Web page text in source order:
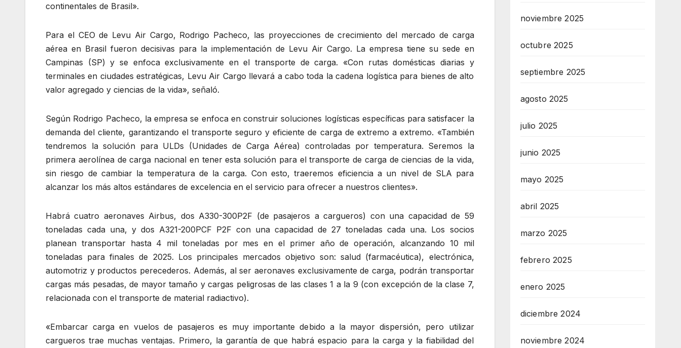
continentales de Brasil».
Para el CEO de Levu Air Cargo, Rodrigo Pacheco, las proyecciones de crecimiento del mercado de carga
aérea en Brasil fueron decisivas para la implementación de Levu Air Cargo. La empresa tiene su sede en
Campinas (SP) y se enfoca exclusivamente en el transporte de carga. «Con rutas domésticas diarias y
terminales en ciudades estratégicas, Levu Air Cargo llevará a cabo toda la cadena logística para bienes de alto
valor agregado y ciencias de la vida», señaló.
Según Rodrigo Pacheco, la empresa se enfoca en construir soluciones logísticas específicas para satisfacer la
demanda del cliente, garantizando el transporte seguro y eficiente de carga de extremo a extremo. «También
tendremos la solución para ULDs (Unidades de Carga Aérea) controladas por temperatura. Seremos la
primera aerolínea de carga nacional en tener esta solución para el transporte de carga de ciencias de la vida,
sin riesgo de cambiar la temperatura de la carga. Con esto, traeremos eficiencia a un nivel de SLA para
alcanzar los más altos estándares de excelencia en el servicio para ofrecer a nuestros clientes».
Habrá cuatro aeronaves Airbus, dos A330-300P2F (de pasajeros a cargueros) con una capacidad de 59
toneladas cada una, y dos A321-200PCF P2F con una capacidad de 27 toneladas cada una. Los socios
planean transportar hasta 4 mil toneladas por mes en el primer año de operación, alcanzando 10 mil
toneladas para finales de 2025. Los principales mercados objetivo son: salud (farmacéutica), electrónica,
automotriz y productos perecederos. Además, al ser aeronaves exclusivamente de carga, podrán transportar
cargas más pesadas, de mayor tamaño y cargas peligrosas de las clases 1 a la 9 (con excepción de la clase 7,
relacionada con el transporte de material radiactivo).
«Embarcar carga en vuelos de pasajeros es muy importante debido a la mayor dispersión, pero utilizar
cargueros trae muchas ventajas. Primero, la garantía de que habrá espacio para la carga y la fiabilidad del
noviembre 2025
octubre 2025
septiembre 2025
agosto 2025
julio 2025
junio 2025
mayo 2025
abril 2025
marzo 2025
febrero 2025
enero 2025
diciembre 2024
noviembre 2024